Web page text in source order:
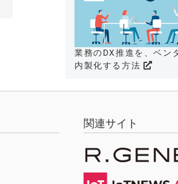
業務のDX推進を、ベン
内製化する方法
関連サイト